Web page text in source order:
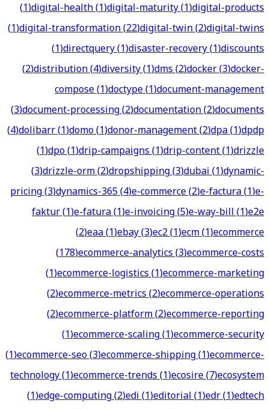
(1)digital-health(1)digital-maturity(1)digital-products
(1)digital-transformation(22)digital-twin(2)digital-twins
(1)directquery(1)disaster-recovery(1)discounts
(2)distribution(4)diversity(1)dms(2)docker(3)docker-
compose(1)doctype(1)document-management
(3)document-processing(2)documentation(2)documents
(4)dolibarr(1)domo(1)donor-management(2)dpa(1)dpdp
(1)dpo(1)drip-campaigns(1)drip-content(1)drizzle
(3)drizzle-orm(2)dropshipping(3)dubai(1)dynamic-
pricing(3)dynamics-365(4)e-commerce(2)e-factura(1)e-
faktur(1)e-fatura(1)e-invoicing(5)e-way-bill(1)e2e
(2)eaa(1)ebay(3)ec2(1)ecm(1)ecommerce
(178)ecommerce-analytics(3)ecommerce-costs
(1)ecommerce-logistics(1)ecommerce-marketing
(2)ecommerce-metrics(2)ecommerce-operations
(2)ecommerce-platform(2)ecommerce-reporting
(1)ecommerce-scaling(1)ecommerce-security
(1)ecommerce-seo(3)ecommerce-shipping(1)ecommerce-
technology(1)ecommerce-trends(1)ecosire(7)ecosystem
(1)edge-computing(2)edi(1)editorial(1)edr(1)edtech